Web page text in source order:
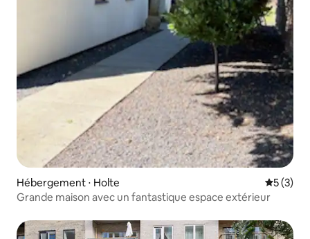
Hébergement ⋅ Holte
5 (3)
Grande maison avec un fantastique espace extérieur